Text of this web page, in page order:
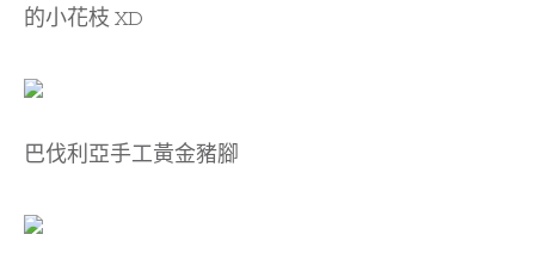
的小花枝 XD
巴伐利亞手工黃金豬腳